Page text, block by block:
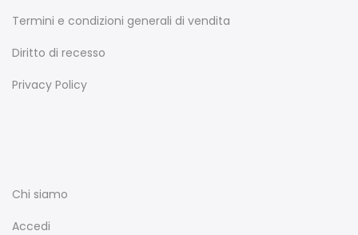
Termini e condizioni generali di vendita
Diritto di recesso
Privacy Policy
Chi siamo
Accedi